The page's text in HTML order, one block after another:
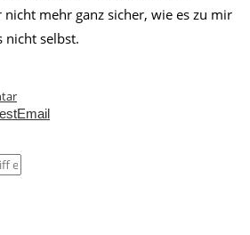
mehr ganz sicher, wie es zu mir
nicht selbst.
Email